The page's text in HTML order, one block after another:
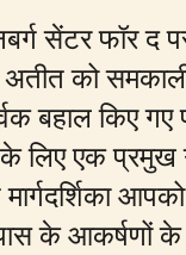
सेंटर फॉर द
अतीत को
बहाल किए
के लिए एक प्रमुख
के आकर्षणों के